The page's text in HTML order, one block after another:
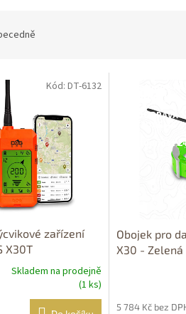
zařízení
X30T
Skladem na prodejně
(1 ks)
Kód: DT-6132
DOPRAVA
Dostupnost
Obojek pro
X30 - Zelená
5 784 Kč bez